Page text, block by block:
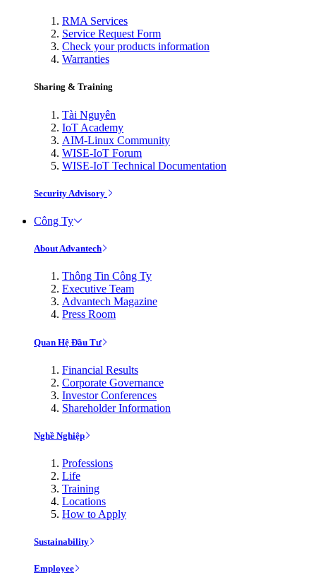
RMA Services
Service Request Form
Check your products information
Warranties
Sharing & Training
Tài Nguyên
IoT Academy
AIM-Linux Community
WISE-IoT Forum
WISE-IoT Technical Documentation
Security Advisory
Công Ty
About Advantech
Thông Tin Công Ty
Executive Team
Advantech Magazine
Press Room
Quan Hệ Đầu Tư
Financial Results
Corporate Governance
Investor Conferences
Shareholder Information
Nghề Nghiệp
Professions
Life
Training
Locations
How to Apply
Sustainability
Employee